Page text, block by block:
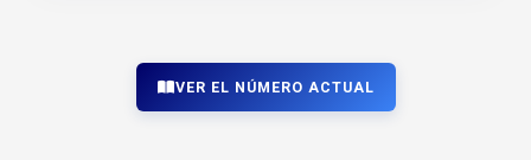
VER EL NÚMERO ACTUAL